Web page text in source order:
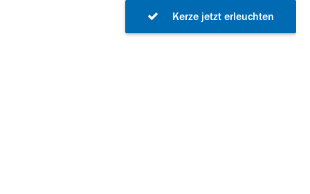
Kerze jetzt erleuchten